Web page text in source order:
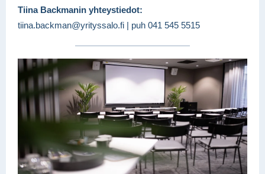
Tiina Backmanin yhteystiedot:
tiina.backman@yrityssalo.fi | puh 041 545 5515